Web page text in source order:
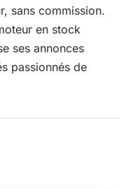
sans commission.
en stock
ses annonces
passionnés de